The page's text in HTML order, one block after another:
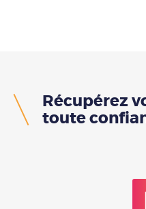
Récupérez
toute